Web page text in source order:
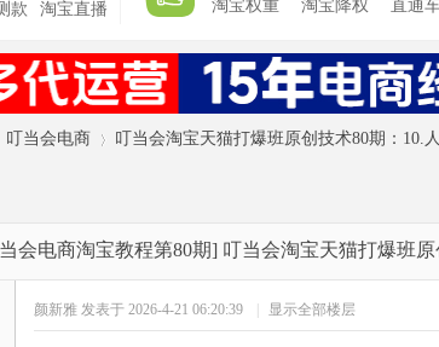
款 淘宝直播
淘宝权重
淘宝降权 直通
叮当会电商
›
叮当会淘宝天猫打爆班原创技术80期：10.
会电商淘宝教程第80期] 叮当会淘宝天猫打爆班
颜新雅 发表于 2026-4-21 06:20:39 | 显示全部楼层